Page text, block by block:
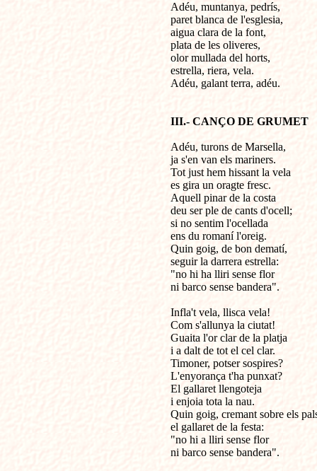
Adéu, muntanya, pedrís,
paret blanca de l'esglesia,
aigua clara de la font,
plata de les oliveres,
olor mullada del horts,
estrella, riera, vela.
Adéu, galant terra, adéu.
III.- CANÇO DE GRUMET
Adéu, turons de Marsella,
ja s'en van els mariners.
Tot just hem hissant la vela
es gira un oragte fresc.
Aquell pinar de la costa
deu ser ple de cants d'ocell;
si no sentim l'ocellada
ens du romaní l'oreig.
Quin goig, de bon dematí,
seguir la darrera estrella:
"no hi ha lliri sense flor
ni barco sense bandera".
Infla't vela, llisca vela!
Com s'allunya la ciutat!
Guaita l'or clar de la platja
i a dalt de tot el cel clar.
Timoner, potser sospires?
L'enyorança t'ha punxat?
El gallaret llengoteja
i enjoia tota la nau.
Quin goig, cremant sobre els
el gallaret de la festa:
"no hi a lliri sense flor
ni barco sense bandera".